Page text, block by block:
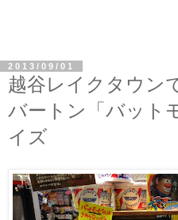
2013/09/01
越谷レイクタウン
バートン「バット
イズ